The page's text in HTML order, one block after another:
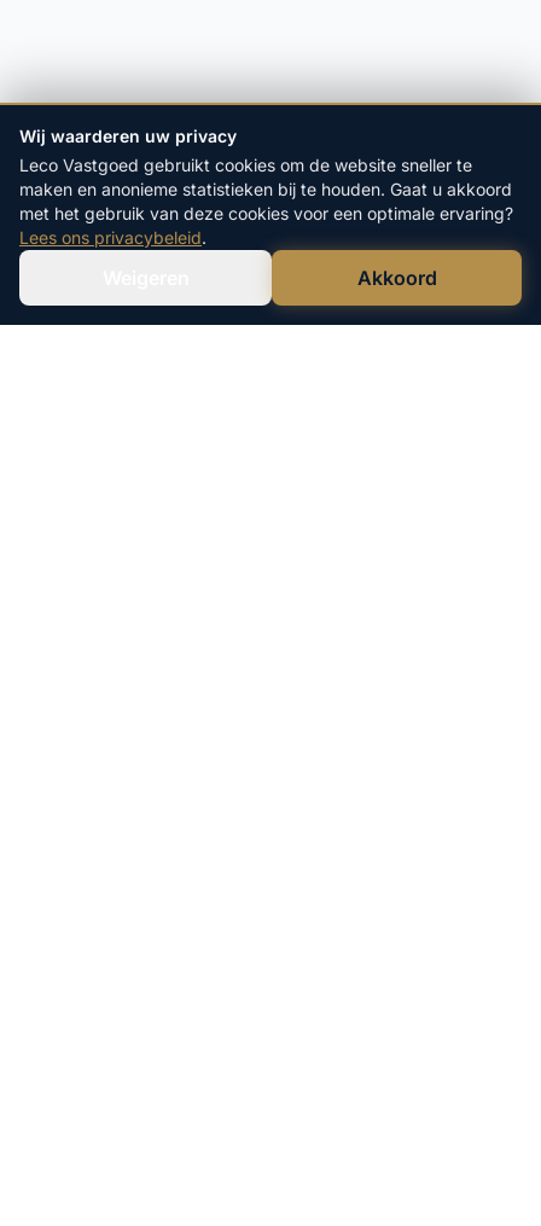
Bel Ons Direct
Wij waarderen uw privacy
Leco Vastgoed gebruikt cookies om de website sneller te
maken en anonieme statistieken bij te houden. Gaat u akkoord
met het gebruik van deze cookies voor een optimale ervaring?
Lees ons privacybeleid.
Akkoord